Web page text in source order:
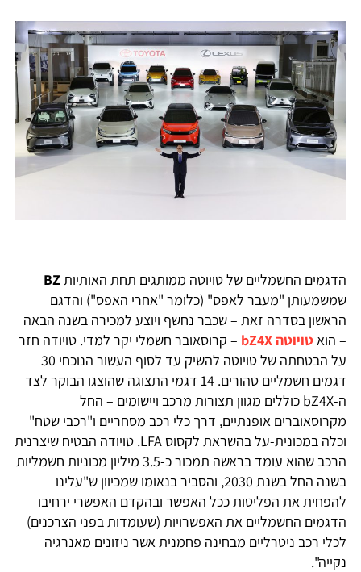
הדגמים החשמליים של טויוטה ממותגים תחת האותיותBZ
שמשמעותן "מעבר לאפס" (כלומר "אחרי האפס") והדגם
הראשון בסדרה זאת – שכבר נחשף ויוצע למכירה בשנה הבאה
– הואטויוטה bZ4X
– קרוסאובר חשמלי יקר למדי. טויודה חזר
על הבטחתה של טויוטה להשיק עד לסוף העשור הנוכחי 30
דגמים חשמליים טהורים. 14 דגמי התצוגה שהוצגו הבוקר לצד
ה-bZ4X כוללים מגוון תצורות מרכב ויישומים – החל
מקרוסאוברים אופנתיים, דרך כלי רכב מסחריים ו"רכבי שטח"
וכלה במכונית-על בהשראת לקסוס LFA. טויודה הבטיח שיצרנית
הרכב שהוא עומד בראשה תמכור כ-3.5 מיליון מכוניות חשמליות
בשנה החל בשנת 2030, והסביר בנאומו שמכיוון ש"עלינו
להפחית את הפליטות ככל האפשר ובהקדם האפשרי ירחיבו
הדגמים החשמליים את האפשרויות (שעומדות בפני הצרכנים)
לכלי רכב ניטרליים מבחינה פחמנית אשר ניזונים מאנרגיה
נקייה".